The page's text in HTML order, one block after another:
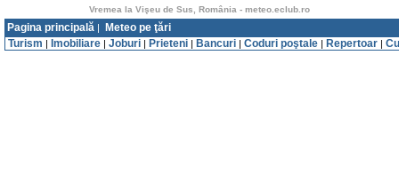
Vremea la Vişeu de Sus, România - meteo.eclub.ro
Pagina principală |
Meteo pe ţări
Turism | Imobiliare | Joburi | Prieteni | Bancuri | Coduri poştale | Repertoar |